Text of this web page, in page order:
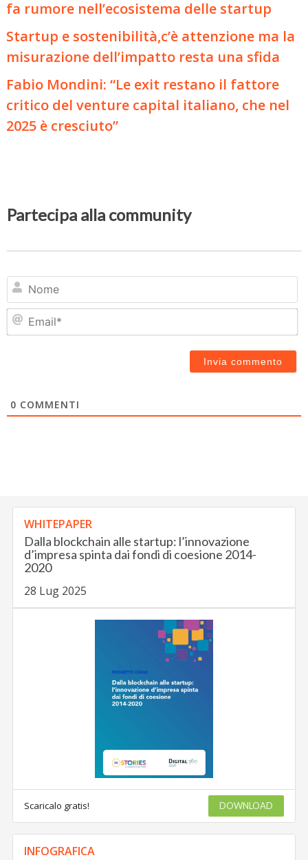
fa rumore nell’ecosistema delle startup
Startup e sostenibilità,c’è attenzione ma la
misurazione dell’impatto resta una sfida
Fabio Mondini: “Le exit restano il fattore
critico del venture capital italiano, che nel
2025 è cresciuto”
Partecipa alla community
0 COMMENTI
WHITEPAPER
Dalla blockchain alle startup: l’innovazione
d’impresa spinta dai fondi di coesione 2014-
2020
28 Lug 2025
Scaricalo gratis! DOWNLOAD
INFOGRAFICA